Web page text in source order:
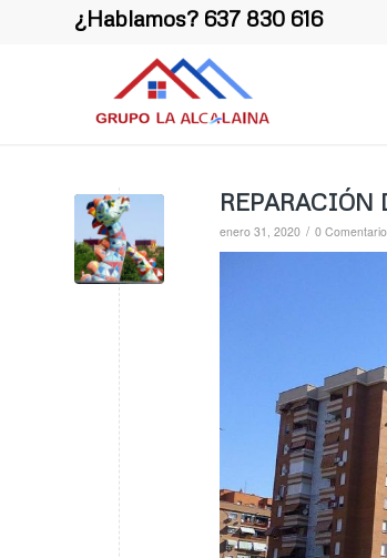
¿Hablamos? 637 830 616
REPARACIÓN
enero 31, 2020 / 0